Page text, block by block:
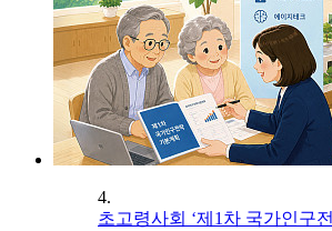
4.
초고령사회 ‘제1차 국가인구